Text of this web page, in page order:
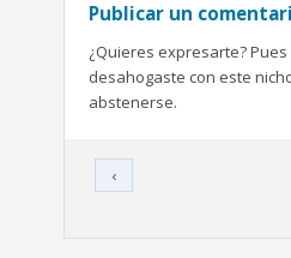
Publicar un
¿Quieres expresarte?
desahogaste con este
abstenerse.
‹